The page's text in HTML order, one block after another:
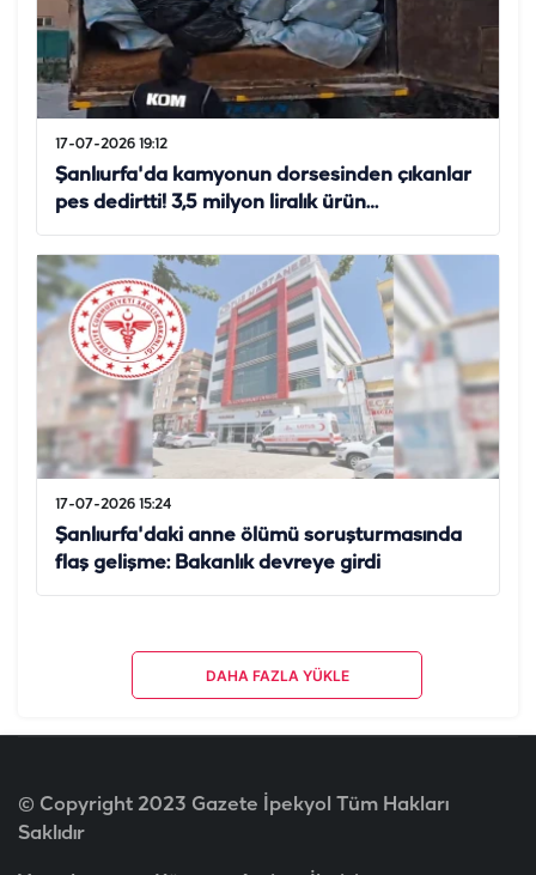
17-07-2026 19:12
Şanlıurfa'da kamyonun dorsesinden çıkanlar
pes dedirtti! 3,5 milyon liralık ürün…
17-07-2026 15:24
Şanlıurfa'daki anne ölümü soruşturmasında
flaş gelişme: Bakanlık devreye girdi
DAHA FAZLA YÜKLE
© Copyright 2023 Gazete İpekyol Tüm Hakları
Saklıdır